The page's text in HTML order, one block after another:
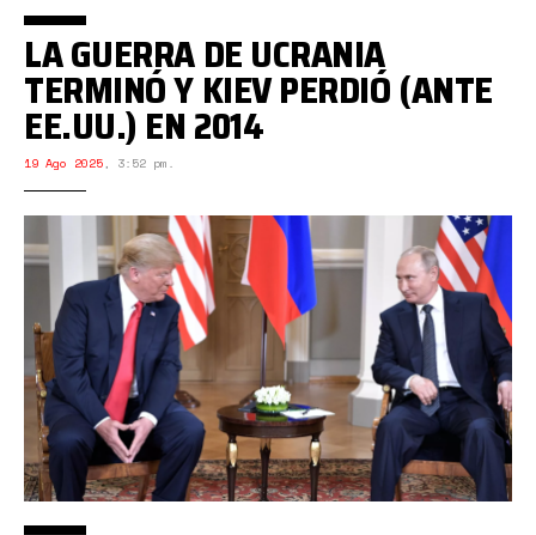
LA GUERRA DE UCRANIA
TERMINÓ Y KIEV PERDIÓ (ANTE
EE.UU.) EN 2014
19 Ago 2025, 3:52 pm.